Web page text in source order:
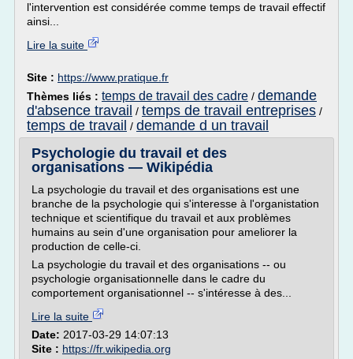
l'intervention est considérée comme temps de travail effectif
ainsi...
Lire la suite
Site : https://www.pratique.fr
Thèmes liés : temps de travail des cadre / demande
d'absence travail / temps de travail entreprises /
temps de travail / demande d un travail
Psychologie du travail et des
organisations — Wikipédia
La psychologie du travail et des organisations est une
branche de la psychologie qui s'interesse à l'organistation
technique et scientifique du travail et aux problèmes
humains au sein d'une organisation pour ameliorer la
production de celle-ci.
La psychologie du travail et des organisations -- ou
psychologie organisationnelle dans le cadre du
comportement organisationnel -- s'intéresse à des...
Lire la suite
Date: 2017-03-29 14:07:13
Site : https://fr.wikipedia.org